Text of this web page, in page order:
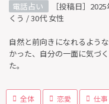
電話占い
［投稿日］
くう / 30代 女性
自然と前向きになれるよう
かった、自分の一面に気づ
た。
全体 恋愛 仕事